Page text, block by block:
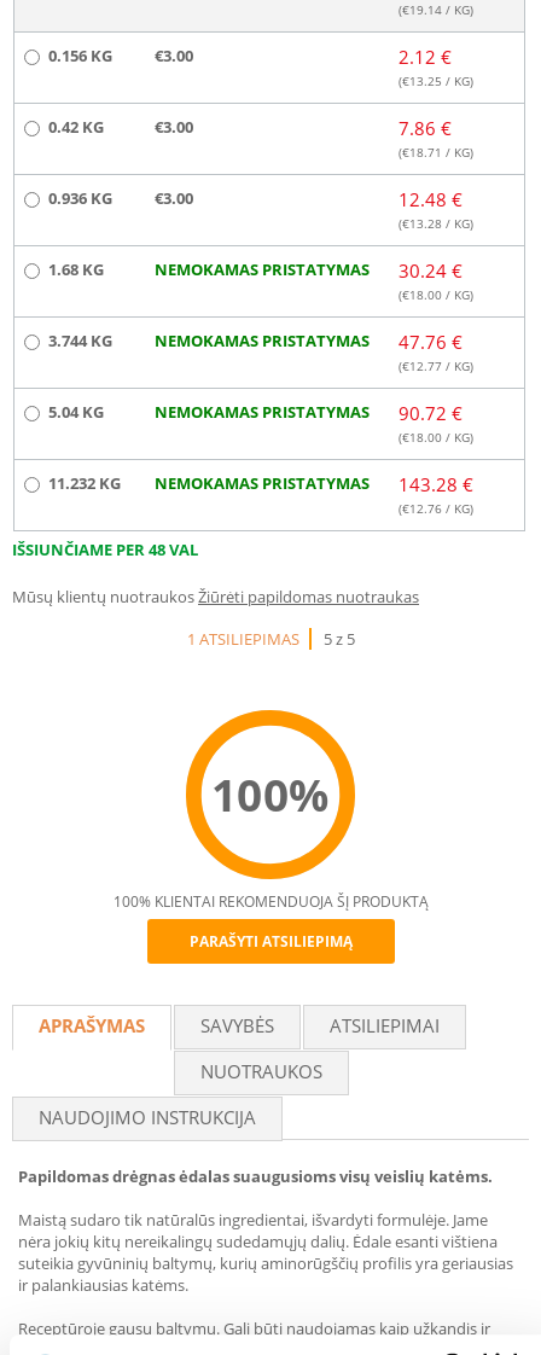
(€19.14 / KG)
0.156 KG €3.00 2.12 €
(€13.25 / KG)
0.42 KG €3.00 7.86 €
(€18.71 / KG)
0.936 KG €3.00 12.48 €
(€13.28 / KG)
1.68 KG NEMOKAMAS PRISTATYMAS 30.24 €
(€18.00 / KG)
3.744 KG NEMOKAMAS PRISTATYMAS 47.76 €
(€12.77 / KG)
5.04 KG NEMOKAMAS PRISTATYMAS 90.72 €
(€18.00 / KG)
11.232 KG NEMOKAMAS PRISTATYMAS 143.28 €
(€12.76 / KG)
IŠSIUNČIAME PER 48 VAL
Mūsų klientų nuotraukosŽiūrėti papildomas nuotraukas
1 ATSILIEPIMAS
5 z 5
100%
Recommend
100% KLIENTAI REKOMENDUOJA ŠĮ PRODUKTĄ
PARAŠYTI ATSILIEPIMĄ
APRAŠYMAS SAVYBĖS
ATSILIEPIMAI
NUOTRAUKOS
NAUDOJIMO INSTRUKCIJA
Papildomas drėgnas ėdalas suaugusioms visų veislių katėms.
Maistą sudaro tik natūralūs ingredientai, išvardyti formulėje. Jame
nėra jokių kitų nereikalingų sudedamųjų dalių. Ėdale esanti vištiena
suteikia gyvūninių baltymų, kurių aminorūgščių profilis yra geriausias
ir palankiausias katėms.
Receptūroje gausu baltymų. Gali būti naudojamas kaip užkandis ir
skanėstas katėms. Paįvairina kasdienį racioną ir suteikia papildomos